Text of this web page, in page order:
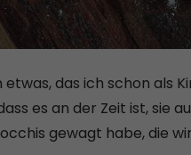
das ich schon als
es an der Zeit ist, sie
gewagt habe, die